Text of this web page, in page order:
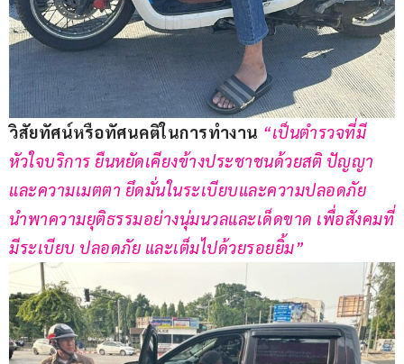
วิสัยทัศน์หรือทัศนคติในการทำงาน “เป็นตำรวจที่มี
หัวใจบริการ ยืนหยัดเคียงข้างประชาชนด้วยสติ ปัญญา
และความเมตตา ยึดมั่นในระเบียบและความปลอดภัย
นำพาความยุติธรรมอย่างนุ่มนวลและเด็ดขาด เพื่อสังคมที่
มีระเบียบ ปลอดภัย และเต็มไปด้วยรอยยิ้ม”